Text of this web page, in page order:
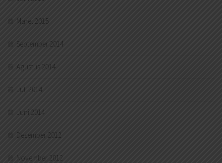
Maret 2015
September 2014
Agustus 2014
Juli 2014
Juni 2014
Desember 2012
November 2012